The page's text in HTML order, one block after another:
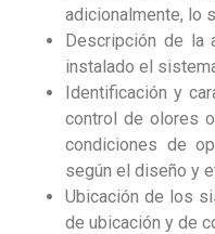
adicionalmente, lo
Descripción de la
instalado el
Identificación y
control de olores
condiciones de
según el diseño y
Ubicación de los
de ubicación y de